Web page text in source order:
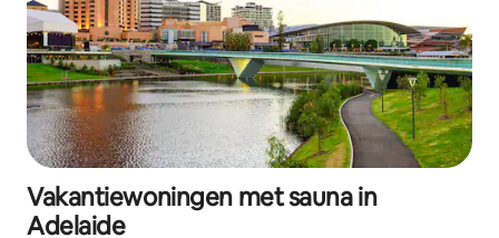
Vakantiewoningen met sauna in
Adelaide